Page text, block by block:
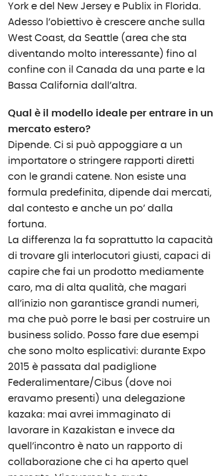
York e del New Jersey e Publix in Florida.
Adesso l’obiettivo è crescere anche sulla
West Coast, da Seattle (area che sta
diventando molto interessante) fino al
confine con il Canada da una parte e la
Bassa California dall’altra.
Qual è il modello ideale per entrare in un
mercato estero?
Dipende. Ci si può appoggiare a un
importatore o stringere rapporti diretti
con le grandi catene. Non esiste una
formula predefinita, dipende dai mercati,
dal contesto e anche un po’ dalla
fortuna.
La differenza la fa soprattutto la capacità
di trovare gli interlocutori giusti, capaci di
capire che fai un prodotto mediamente
caro, ma di alta qualità, che magari
all’inizio non garantisce grandi numeri,
ma che può porre le basi per costruire un
business solido. Posso fare due esempi
che sono molto esplicativi: durante Expo
2015 è passata dal padiglione
Federalimentare/Cibus (dove noi
eravamo presenti) una delegazione
kazaka: mai avrei immaginato di
lavorare in Kazakistan e invece da
quell’incontro è nato un rapporto di
collaborazione che ci ha aperto quel